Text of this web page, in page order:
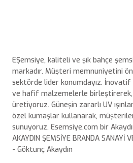
Ürün bilgilerinde hatalar bulunuyor.
Ürün fiyatı diğer sitelerden daha
Bu ürüne benzer farklı alternatifler
EŞemsiye, kaliteli ve şık bahçe
markadır. Müşteri memnuniyetini
sektörde lider konumdayız. İnovatif
ve hafif malzemelerle
üretiyoruz. Güneşin zararlı UV
özel kumaşlar kullanarak,
sunuyoruz. Esemsiye.com bir
AKAYDIN ŞEMSİYE BRANDA SANAYİ
- Göktunç Akaydın